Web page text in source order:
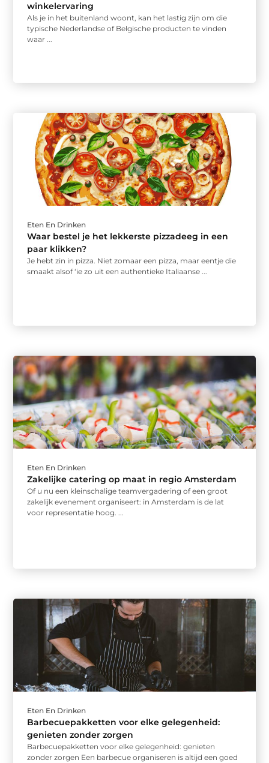
winkelervaring
Als je in het buitenland woont, kan het lastig zijn om die
typische Nederlandse of Belgische producten te vinden
waar ...
Eten En Drinken
Waar bestel je het lekkerste pizzadeeg in een
paar klikken?
Je hebt zin in pizza. Niet zomaar een pizza, maar eentje die
smaakt alsof ‘ie zo uit een authentieke Italiaanse ...
Eten En Drinken
Zakelijke catering op maat in regio Amsterdam
Of u nu een kleinschalige teamvergadering of een groot
zakelijk evenement organiseert: in Amsterdam is de lat
voor representatie hoog. ...
Eten En Drinken
Barbecuepakketten voor elke gelegenheid:
genieten zonder zorgen
Barbecuepakketten voor elke gelegenheid: genieten
zonder zorgen Een barbecue organiseren is altijd een goed